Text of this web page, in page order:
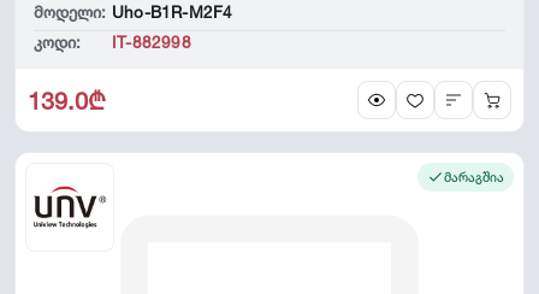
მოდელი: Uho-B1R-M2F4
კოდი:
IT-882998
139.0₾
მარაგშია